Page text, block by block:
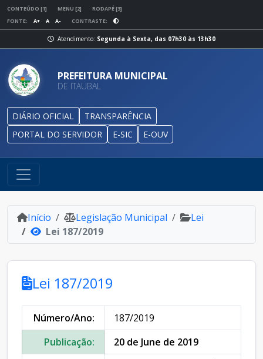
CONTEÚDO [1] MENU [2]
RODAPÉ [3]
FONTE:
A+ A A- CONTRASTE:
Atendimento: Segunda à Sexta, das 07h30 às 13h30
PREFEITURA MUNICIPAL
DE ITAUBAL
DIÁRIO OFICIAL
TRANSPARÊNCIA
PORTAL DO SERVIDOR
E-SIC E-OUV
Início Legislação Municipal
Lei
Lei 187/2019
Lei 187/2019
Número/Ano:
187/2019
Publicação:
20 de June de 2019